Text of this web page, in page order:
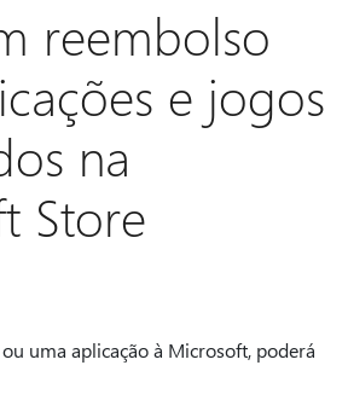
reembolso
e jogos
na
Store
uma aplicação à Microsoft, poderá